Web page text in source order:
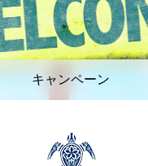
キャンペーン